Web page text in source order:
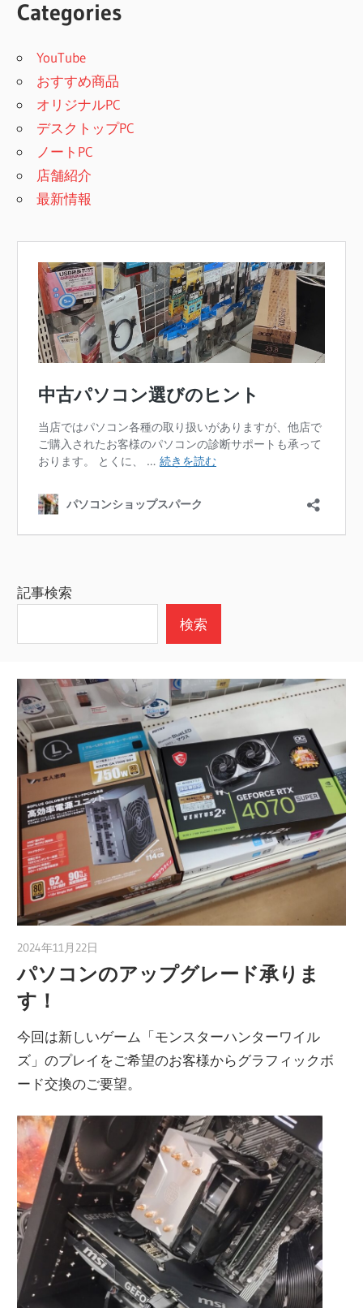
2024年11月22日
パソコンのアップグレード承りま
す！
今回は新しいゲーム「モンスターハンターワイル
ズ」のプレイをご希望のお客様からグラフィックボ
ード交換のご要望。
Categories
YouTube
おすすめ商品
オリジナルPC
デスクトップPC
ノートPC
店舗紹介
最新情報
記事検索
検索